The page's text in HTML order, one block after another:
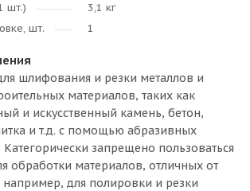
шт.)
3,1 кг
шт.
1
шлифования и резки металлов и
материалов, таких как
и искусственный камень, бетон,
и т.д. с помощью абразивных
запрещено пользоваться
обработки материалов, отличных от
для полировки и резки